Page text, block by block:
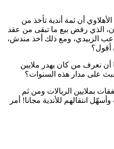
أن ثمة أندية تأخذ من
الذي رفض بيع ما تبقى من عقد
الزبيدي، ومع ذلك أخذ مندش،
أقول؟
نعرف من كان يهدر ملايين
على مدار هذه السنوات؟
بملايين الريالات ومن ثم
انتقالهم للأندية مجانا! أمر